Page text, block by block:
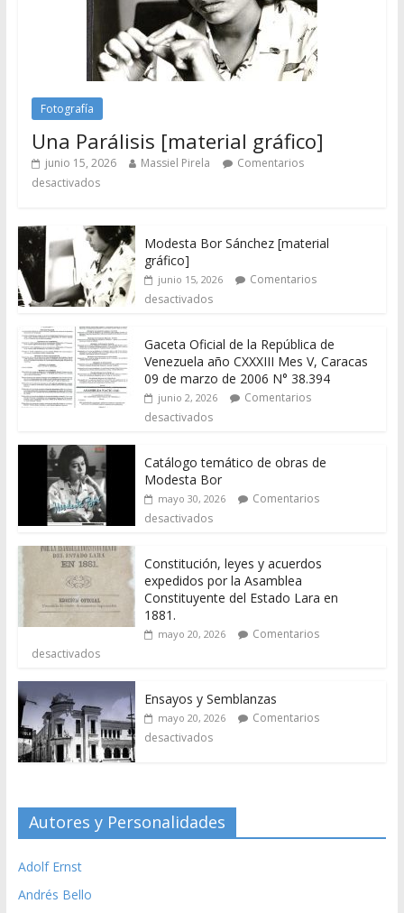
Fotografía
Una Parálisis [material gráfico]
junio 15, 2026 Massiel Pirela
Comentarios
desactivados
Modesta Bor Sánchez [material
gráfico]
junio 15, 2026
Comentarios
desactivados
Gaceta Oficial de la República de
Venezuela año CXXXIII Mes V, Caracas
09 de marzo de 2006 N° 38.394
junio 2, 2026
Comentarios
desactivados
Catálogo temático de obras de
Modesta Bor
mayo 30, 2026
Comentarios
desactivados
Constitución, leyes y acuerdos
expedidos por la Asamblea
Constituyente del Estado Lara en
1881.
mayo 20, 2026
Comentarios
desactivados
Ensayos y Semblanzas
mayo 20, 2026
Comentarios
desactivados
Autores y Personalidades
Adolf Ernst
Andrés Bello